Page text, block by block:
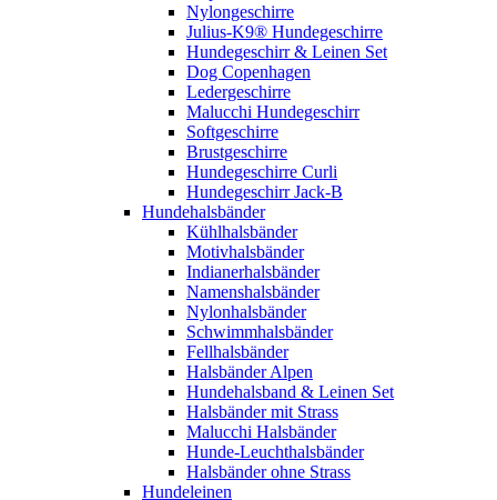
Nylongeschirre
Julius-K9® Hundegeschirre
Hundegeschirr & Leinen Set
Dog Copenhagen
Ledergeschirre
Malucchi Hundegeschirr
Softgeschirre
Brustgeschirre
Hundegeschirre Curli
Hundegeschirr Jack-B
Hundehalsbänder
Kühlhalsbänder
Motivhalsbänder
Indianerhalsbänder
Namenshalsbänder
Nylonhalsbänder
Schwimmhalsbänder
Fellhalsbänder
Halsbänder Alpen
Hundehalsband & Leinen Set
Halsbänder mit Strass
Malucchi Halsbänder
Hunde-Leuchthalsbänder
Halsbänder ohne Strass
Hundeleinen